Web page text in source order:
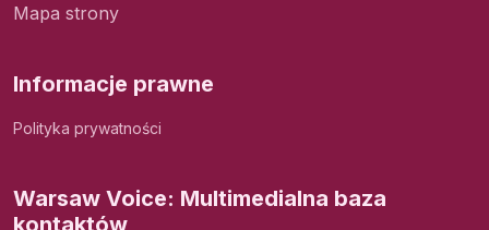
Mapa strony
Informacje prawne
Polityka prywatności
Warsaw Voice: Multimedialna baza
kontaktów